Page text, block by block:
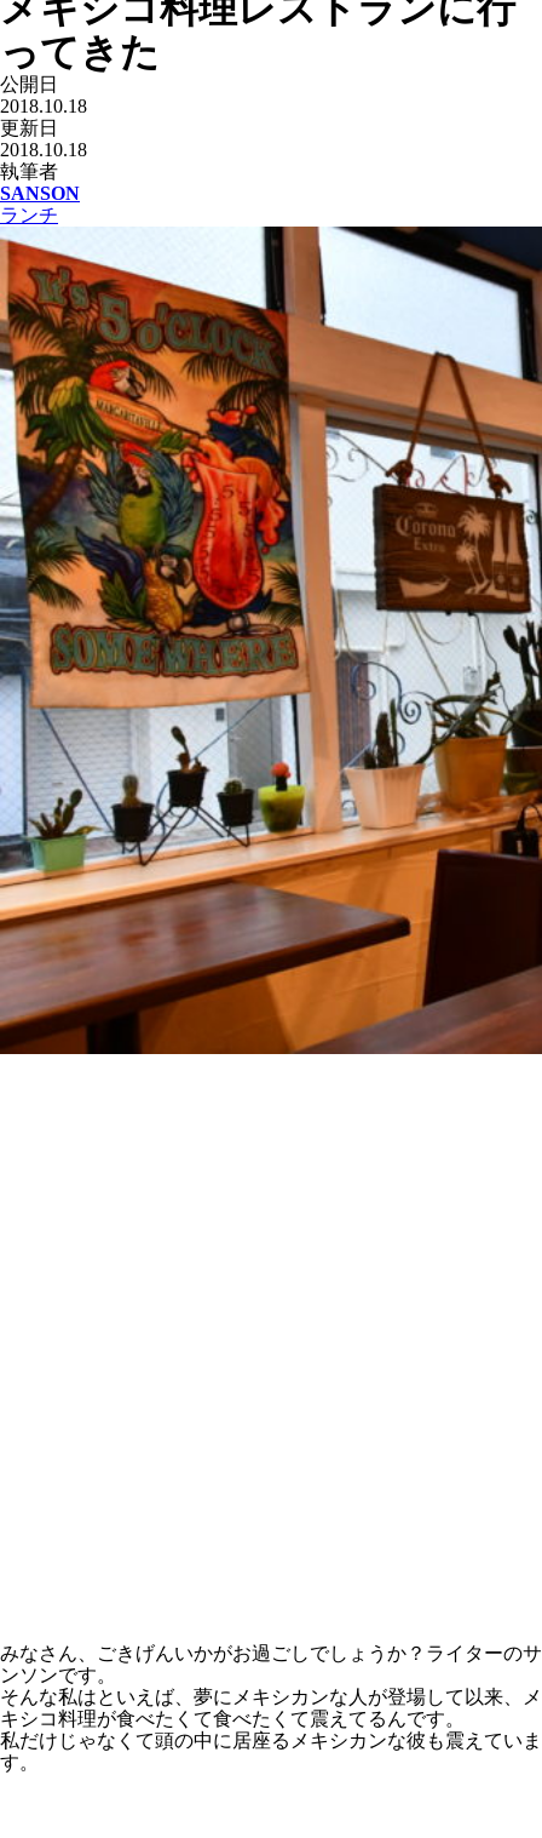
ってきた
公開日
2018.10.18
更新日
2018.10.18
執筆者
SANSON
ランチ
みなさん、ごきげんいかがお過ごしでしょうか？ライターのサ
ンソンです。
そんな私はといえば、夢にメキシカンな人が登場して以来、メ
キシコ料理が食べたくて食べたくて震えてるんです。
私だけじゃなくて頭の中に居座るメキシカンな彼も震えていま
す。